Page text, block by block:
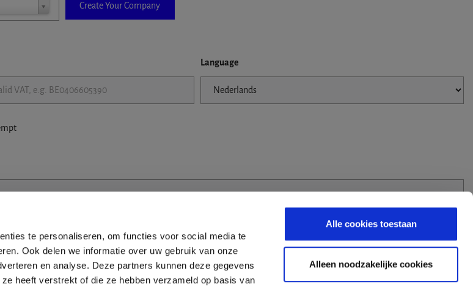
te personaliseren, om functies voor social media te
Ook delen we informatie over uw gebruik van onze
en analyse. Deze partners kunnen deze gegevens
heeft verstrekt of die ze hebben verzameld op basis van
Alle cookies toestaan
Alleen noodzakelijke cookies
Create Your Company
Language